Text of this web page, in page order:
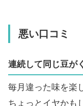
悪い口コミ
連続して同じ豆が
毎月違った味を楽
ちょっとイヤかも